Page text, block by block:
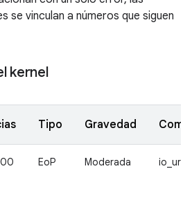
se vinculan a números que siguen
kernel
Tipo Gravedad
EoP Moderada